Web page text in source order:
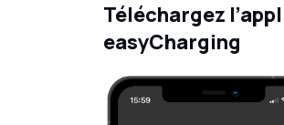
Téléchargez
easyCharging